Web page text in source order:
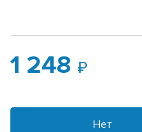
1 248
Нет